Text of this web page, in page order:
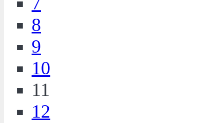
8
9
10
11
12